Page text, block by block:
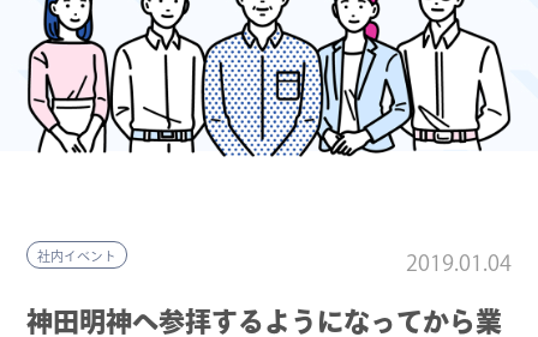
社内イベント 2019.01.04
神田明神へ参拝するようになってから業